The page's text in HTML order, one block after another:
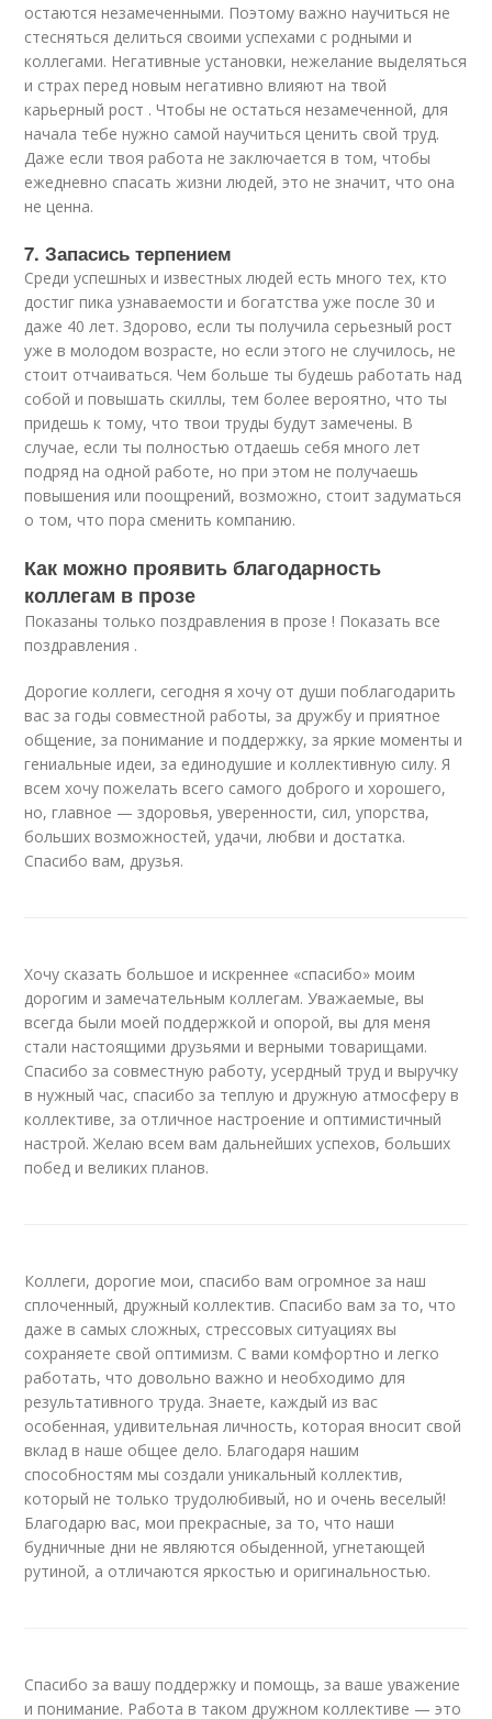
остаются незамеченными. Поэтому важно научиться не
стесняться делиться своими успехами с родными и
коллегами. Негативные установки, нежелание выделяться
и страх перед новым негативно влияют на твой
карьерный рост . Чтобы не остаться незамеченной, для
начала тебе нужно самой научиться ценить свой труд.
Даже если твоя работа не заключается в том, чтобы
ежедневно спасать жизни людей, это не значит, что она
не ценна.
7. Запасись терпением
Среди успешных и известных людей есть много тех, кто
достиг пика узнаваемости и богатства уже после 30 и
даже 40 лет. Здорово, если ты получила серьезный рост
уже в молодом возрасте, но если этого не случилось, не
стоит отчаиваться. Чем больше ты будешь работать над
собой и повышать скиллы, тем более вероятно, что ты
придешь к тому, что твои труды будут замечены. В
случае, если ты полностью отдаешь себя много лет
подряд на одной работе, но при этом не получаешь
повышения или поощрений, возможно, стоит задуматься
о том, что пора сменить компанию.
Как можно проявить благодарность
коллегам в прозе
Показаны только поздравления в прозе ! Показать все
поздравления .
Дорогие коллеги, сегодня я хочу от души поблагодарить
вас за годы совместной работы, за дружбу и приятное
общение, за понимание и поддержку, за яркие моменты и
гениальные идеи, за единодушие и коллективную силу. Я
всем хочу пожелать всего самого доброго и хорошего,
но, главное — здоровья, уверенности, сил, упорства,
больших возможностей, удачи, любви и достатка.
Спасибо вам, друзья.
Хочу сказать большое и искреннее «спасибо» моим
дорогим и замечательным коллегам. Уважаемые, вы
всегда были моей поддержкой и опорой, вы для меня
стали настоящими друзьями и верными товарищами.
Спасибо за совместную работу, усердный труд и выручку
в нужный час, спасибо за теплую и дружную атмосферу в
коллективе, за отличное настроение и оптимистичный
настрой. Желаю всем вам дальнейших успехов, больших
побед и великих планов.
Коллеги, дорогие мои, спасибо вам огромное за наш
сплоченный, дружный коллектив. Спасибо вам за то, что
даже в самых сложных, стрессовых ситуациях вы
сохраняете свой оптимизм. С вами комфортно и легко
работать, что довольно важно и необходимо для
результативного труда. Знаете, каждый из вас
особенная, удивительная личность, которая вносит свой
вклад в наше общее дело. Благодаря нашим
способностям мы создали уникальный коллектив,
который не только трудолюбивый, но и очень веселый!
Благодарю вас, мои прекрасные, за то, что наши
будничные дни не являются обыденной, угнетающей
рутиной, а отличаются яркостью и оригинальностью.
Спасибо за вашу поддержку и помощь, за ваше уважение
и понимание. Работа в таком дружном коллективе — это